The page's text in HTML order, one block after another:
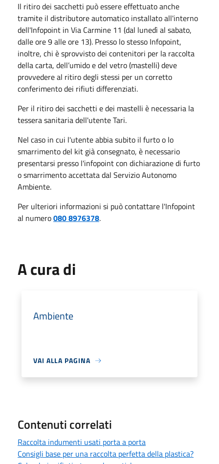
Il ritiro dei sacchetti può essere effettuato anche
tramite il distributore automatico installato all'interno
dell'Infopoint in Via Carmine 11 (dal lunedì al sabato,
dalle ore 9 alle ore 13). Presso lo stesso Infopoint,
inoltre, chi è sprovvisto dei contenitori per la raccolta
della carta, dell’umido e del vetro (mastelli) deve
provvedere al ritiro degli stessi per un corretto
conferimento dei rifiuti differenziati.
Per il ritiro dei sacchetti e dei mastelli è necessaria la
tessera sanitaria dell'utente Tari.
Nel caso in cui l'utente abbia subito il furto o lo
smarrimento del kit già consegnato, è necessario
presentarsi presso l'infopoint con dichiarazione di furto
o smarrimento accettata dal Servizio Autonomo
Ambiente.
Per ulteriori informazioni si può contattare l'Infopoint
al numero080 8976378.
A cura di
Ambiente
VAI ALLA PAGINA
Contenuti correlati
Raccolta indumenti usati porta a porta
Consigli base per una raccolta perfetta della plastica?